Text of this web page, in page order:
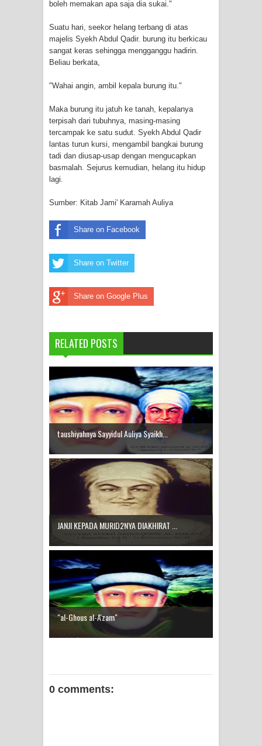
boleh memakan apa saja dia sukai."
Suatu hari, seekor helang terbang di atas
majelis Syekh Abdul Qadir. burung itu berkicau
sangat keras sehingga mengganggu hadirin.
Beliau berkata,
"Wahai angin, ambil kepala burung itu."
Maka burung itu jatuh ke tanah, kepalanya
terpisah dari tubuhnya, masing-masing
tercampak ke satu sudut. Syekh Abdul Qadir
lantas turun kursi, mengambil bangkai burung
tadi dan diusap-usap dengan mengucapkan
basmalah. Sejurus kemudian, helang itu hidup
lagi.
Sumber: Kitab Jami' Karamah Auliya
Share on Facebook
Share on Twitter
Share on Google Plus
RELATED POSTS
taushiyahnya Sayyidul Auliya Syaikh...
JANJI KEPADA MURID2NYA DIAKHIRAT ...
"al-Ghous al-A'zam"
0 comments: